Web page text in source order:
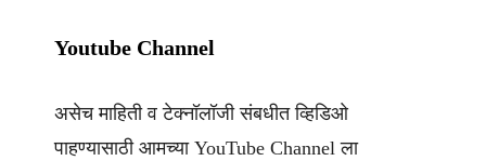
Youtube Channel
असेच माहिती व टेक्नॉलॉजी संबधीत व्हिडिओ
पाहण्यासाठी आमच्या YouTube Channel ला